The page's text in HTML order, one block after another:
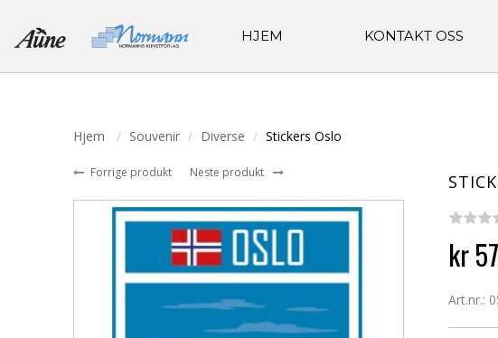
HJEM KONTAKT OSS
Hjem Souvenir Diverse Stickers Oslo
Forrige produkt Neste produkt
kr
Art.nr.: